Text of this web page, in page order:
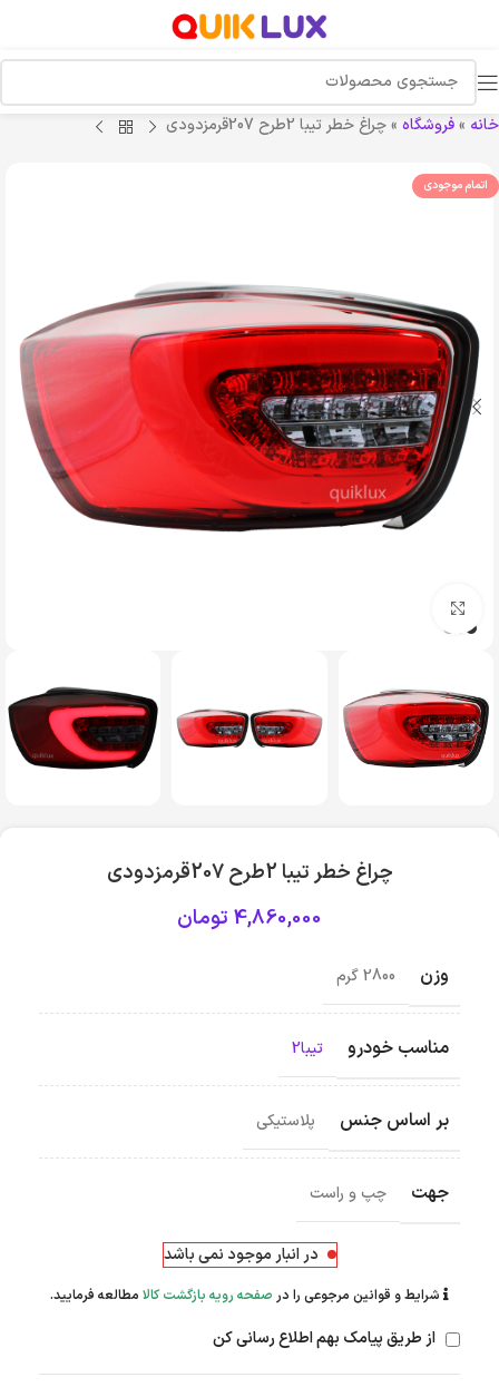
خانه »فروشگاه »چراغ خطر تیبا 2طرح 207قرمزدودی
اتمام موجودی
چراغ خطر تیبا 2طرح 207قرمزدودی
4,860,000 تومان
وزن 2800 گرم
مناسب خودرو تیبا2
بر اساس جنس پلاستیکی
جهت چپ و راست
در انبار موجود نمی باشد
شرایط و قوانین مرجوعی را در صفحه رویه بازگشت کالا مطالعه فرمایید.
از طریق پیامک بهم اطلاع رسانی کن